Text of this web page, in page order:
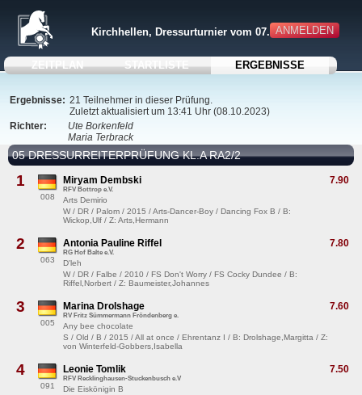
ANMELDEN
Kirchhellen, Dressurturnier vom 07.-08.10.2023
ZEITPLAN STARTLISTE ERGEBNISSE
Ergebnisse: 21 Teilnehmer in dieser Prüfung.
Zuletzt aktualisiert um 13:41 Uhr (08.10.2023)
Richter:
Ute Borkenfeld
Maria Terbrack
05 DRESSURREITERPRÜFUNG KL.A RA2/2
1
008
7.90
Miryam Dembski
RFV Bottrop e.V.
Arts Demirio
W / DR / Palom / 2015 / Arts-Dancer-Boy / Dancing Fox B / B:
Wickop,Ulf / Z: Arts,Hermann
2
063
7.80
Antonia Pauline Riffel
RG Hof Balte e.V.
D'leh
W / DR / Falbe / 2010 / FS Don't Worry / FS Cocky Dundee / B:
Riffel,Norbert / Z: Baumeister,Johannes
3
005
7.60
Marina Drolshage
RV Fritz Sümmermann Fröndenberg e.
Any bee chocolate
S / Old / B / 2015 / All at once / Ehrentanz I / B: Drolshage,Margitta / Z:
von Winterfeld-Gobbers,Isabella
4
091
7.50
Leonie Tomlik
RFV Recklinghausen-Stuckenbusch e.V
Die Eiskönigin B